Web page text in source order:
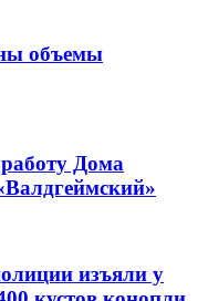
объемы
Дома
изъяли у